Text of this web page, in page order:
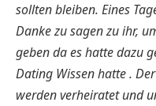
sollten bleiben. Eines
Danke zu sagen zu ihr,
geben da es hatte dazu
Dating Wissen hatte .
werden verheiratet und